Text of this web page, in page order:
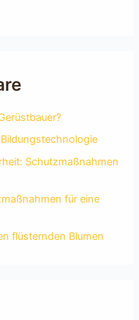
Schutzmaßnahmen
für eine
flüsternden Blumen